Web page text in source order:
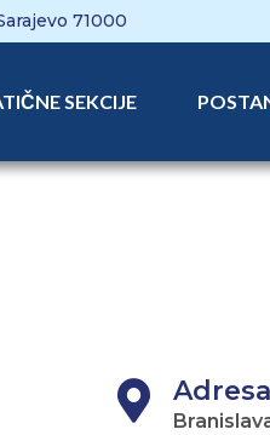
71000
SEKCIJE